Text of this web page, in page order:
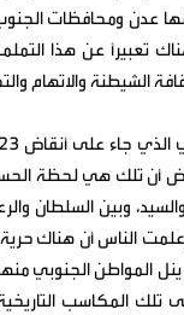
عدن ومحافظات
تعبيراً عن هذا
الشيطنة والاتهام
أن تلك هي لحظة
وبين السلطان
الناس أن هناك
البعض أنه إذا كان نظام 1994م قد